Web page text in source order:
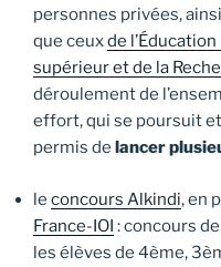
personnes privées,
que ceuxde
supérieur et de la
déroulement de
effort, qui se poursuit
permis de lancer
le concours Alkindi, en
France-IOI : concours
les élèves de 4ème,